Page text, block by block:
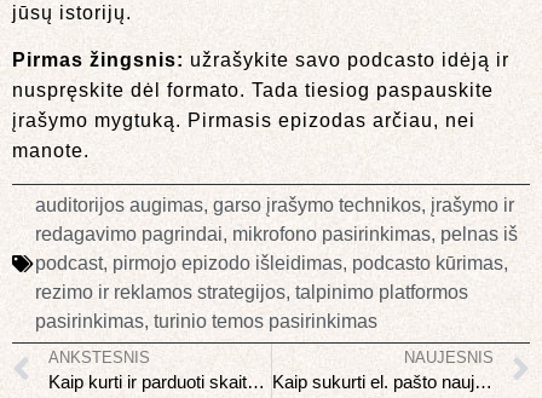
jūsų istorijų.
Pirmas žingsnis: užrašykite savo podcasto idėją ir
nuspręskite dėl formato. Tada tiesiog paspauskite
įrašymo mygtuką. Pirmasis epizodas arčiau, nei
manote.
auditorijos augimas, garso įrašymo technikos, įrašymo ir
redagavimo pagrindai, mikrofono pasirinkimas, pelnas iš
podcast, pirmojo epizodo išleidimas, podcasto kūrimas,
rezimo ir reklamos strategijos, talpinimo platformos
pasirinkimas, turinio temos pasirinkimas
ANKSTESNIS
Kaip kurti ir parduoti skaitmeninį turinį internete
NAUJESNIS
Kaip sukurti el. pašto naujienlaiškį verslui